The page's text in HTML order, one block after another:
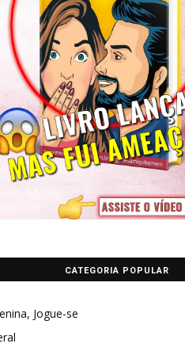
CATEGORIA POPULAR
Jogue-se